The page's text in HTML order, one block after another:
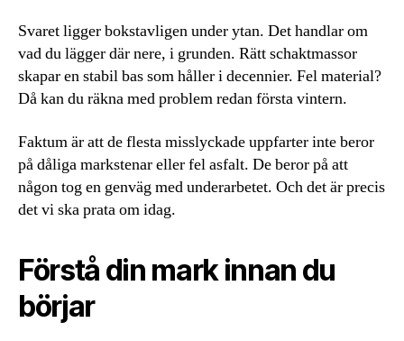
Svaret ligger bokstavligen under ytan. Det handlar om
vad du lägger där nere, i grunden. Rätt schaktmassor
skapar en stabil bas som håller i decennier. Fel material?
Då kan du räkna med problem redan första vintern.
Faktum är att de flesta misslyckade uppfarter inte beror
på dåliga markstenar eller fel asfalt. De beror på att
någon tog en genväg med underarbetet. Och det är precis
det vi ska prata om idag.
Förstå din mark innan du
börjar